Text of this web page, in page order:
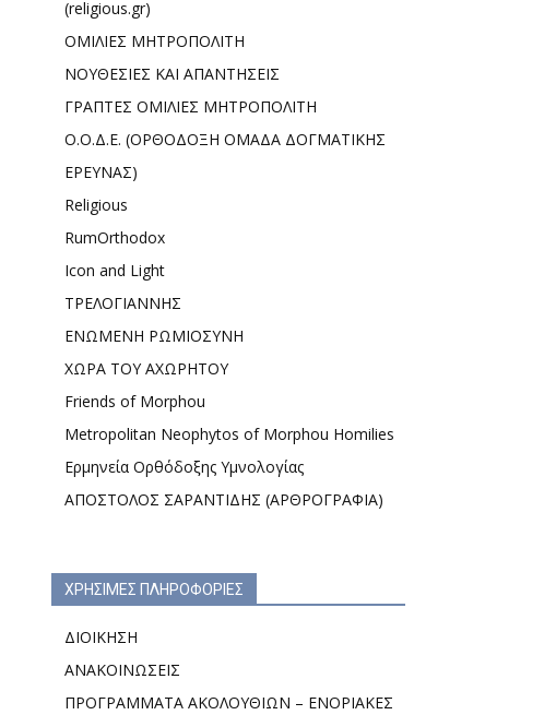
(religious.gr)
ΟΜΙΛΙΕΣ ΜΗΤΡΟΠΟΛΙΤΗ
ΝΟΥΘΕΣΙΕΣ ΚΑΙ ΑΠΑΝΤΗΣΕΙΣ
ΓΡΑΠΤΕΣ ΟΜΙΛΙΕΣ ΜΗΤΡΟΠΟΛΙΤΗ
Ο.Ο.Δ.Ε. (ΟΡΘΟΔΟΞΗ ΟΜΑΔΑ ΔΟΓΜΑΤΙΚΗΣ
ΕΡΕΥΝΑΣ)
Religious
RumOrthodox
Icon and Light
ΤΡΕΛΟΓΙΑΝΝΗΣ
ΕΝΩΜΕΝΗ ΡΩΜΙΟΣΥΝΗ
ΧΩΡΑ ΤΟΥ ΑΧΩΡΗΤΟΥ
Friends of Morphou
Metropolitan Neophytos of Morphou Homilies
Ερμηνεία Ορθόδοξης Υμνολογίας
ΑΠΟΣΤΟΛΟΣ ΣΑΡΑΝΤΙΔΗΣ (ΑΡΘΡΟΓΡΑΦΙΑ)
ΧΡΗΣΙΜΕΣ ΠΛΗΡΟΦΟΡΙΕΣ
ΔΙΟΙΚΗΣΗ
ΑΝΑΚΟΙΝΩΣΕΙΣ
ΠΡΟΓΡΑΜΜΑΤΑ ΑΚΟΛΟΥΘΙΩΝ – ΕΝΟΡΙΑΚΕΣ